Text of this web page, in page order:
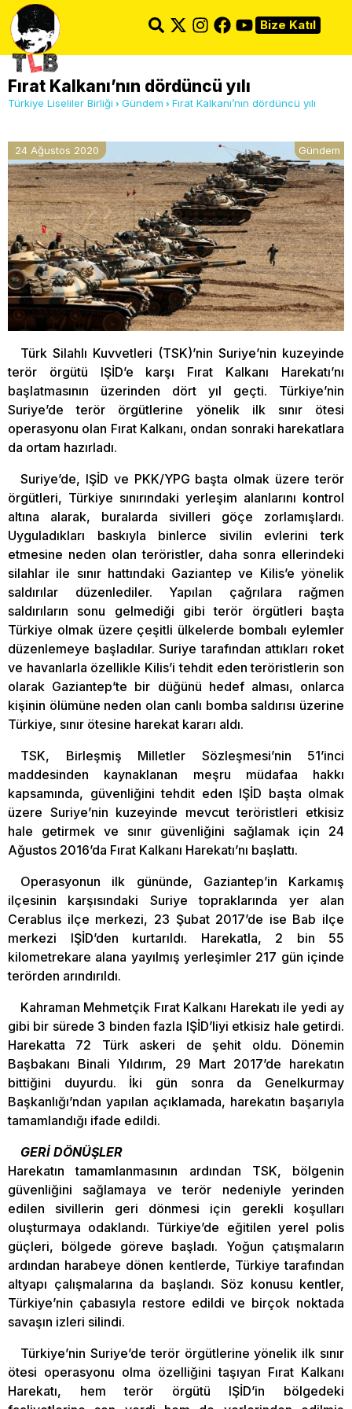
Bize Katıl
Fırat Kalkanı’nın dördüncü yılı
Türkiye Liseliler Birliği Gündem Fırat Kalkanı’nın dördüncü yılı
24 Ağustos 2020 Gündem
Türk Silahlı Kuvvetleri (TSK)’nin Suriye’nin kuzeyinde
terör örgütü IŞİD’e karşı Fırat Kalkanı Harekatı’nı
başlatmasının üzerinden dört yıl geçti. Türkiye’nin
Suriye’de terör örgütlerine yönelik ilk sınır ötesi
operasyonu olan Fırat Kalkanı, ondan sonraki harekatlara
da ortam hazırladı.
Suriye’de, IŞİD ve PKK/YPG başta olmak üzere terör
örgütleri, Türkiye sınırındaki yerleşim alanlarını kontrol
altına alarak, buralarda sivilleri göçe zorlamışlardı.
Uyguladıkları baskıyla binlerce sivilin evlerini terk
etmesine neden olan teröristler, daha sonra ellerindeki
silahlar ile sınır hattındaki Gaziantep ve Kilis’e yönelik
saldırılar düzenlediler. Yapılan çağrılara rağmen
saldırıların sonu gelmediği gibi terör örgütleri başta
Türkiye olmak üzere çeşitli ülkelerde bombalı eylemler
düzenlemeye başladılar. Suriye tarafından attıkları roket
ve havanlarla özellikle Kilis’i tehdit eden teröristlerin son
olarak Gaziantep’te bir düğünü hedef alması, onlarca
kişinin ölümüne neden olan canlı bomba saldırısı üzerine
Türkiye, sınır ötesine harekat kararı aldı.
TSK, Birleşmiş Milletler Sözleşmesi’nin 51’inci
maddesinden kaynaklanan meşru müdafaa hakkı
kapsamında, güvenliğini tehdit eden IŞİD başta olmak
üzere Suriye’nin kuzeyinde mevcut teröristleri etkisiz
hale getirmek ve sınır güvenliğini sağlamak için 24
Ağustos 2016’da Fırat Kalkanı Harekatı’nı başlattı.
Operasyonun ilk gününde, Gaziantep’in Karkamış
ilçesinin karşısındaki Suriye topraklarında yer alan
Cerablus ilçe merkezi, 23 Şubat 2017’de ise Bab ilçe
merkezi IŞİD’den kurtarıldı. Harekatla, 2 bin 55
kilometrekare alana yayılmış yerleşimler 217 gün içinde
terörden arındırıldı.
Kahraman Mehmetçik Fırat Kalkanı Harekatı ile yedi ay
gibi bir sürede 3 binden fazla IŞİD’liyi etkisiz hale getirdi.
Harekatta 72 Türk askeri de şehit oldu. Dönemin
Başbakanı Binali Yıldırım, 29 Mart 2017’de harekatın
bittiğini duyurdu. İki gün sonra da Genelkurmay
Başkanlığı’ndan yapılan açıklamada, harekatın başarıyla
tamamlandığı ifade edildi.
GERİ DÖNÜŞLER
Harekatın tamamlanmasının ardından TSK, bölgenin
güvenliğini sağlamaya ve terör nedeniyle yerinden
edilen sivillerin geri dönmesi için gerekli koşulları
oluşturmaya odaklandı. Türkiye’de eğitilen yerel polis
güçleri, bölgede göreve başladı. Yoğun çatışmaların
ardından harabeye dönen kentlerde, Türkiye tarafından
altyapı çalışmalarına da başlandı. Söz konusu kentler,
Türkiye’nin çabasıyla restore edildi ve birçok noktada
savaşın izleri silindi.
Türkiye’nin Suriye’de terör örgütlerine yönelik ilk sınır
ötesi operasyonu olma özelliğini taşıyan Fırat Kalkanı
Harekatı, hem terör örgütü IŞİD’in bölgedeki